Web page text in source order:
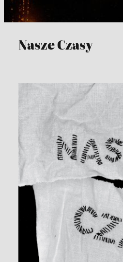
Nasze Czasy